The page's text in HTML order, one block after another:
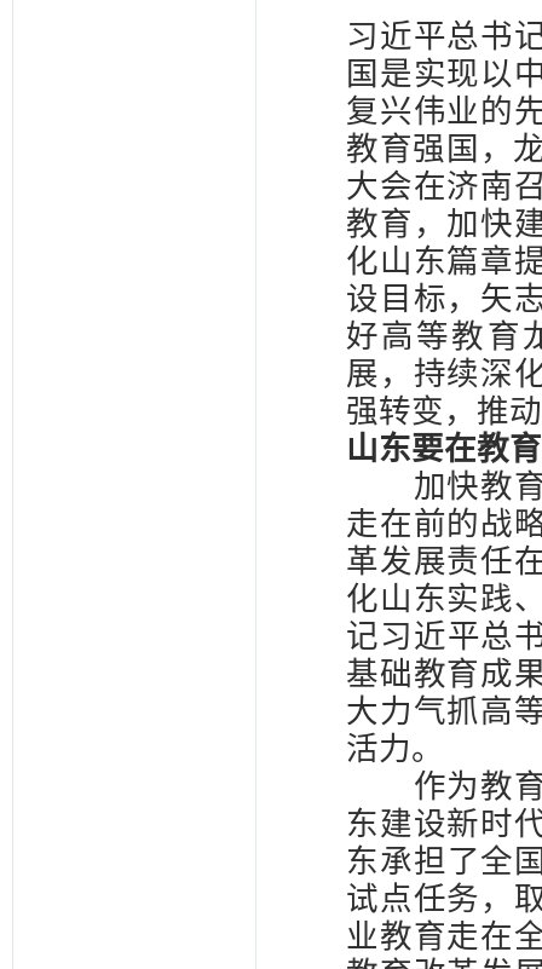
习近平总书
国是实现以
复兴伟业的
教育强国，
大会在济南
教育，加快
化山东篇章
设目标，矢
好高等教育
展，持续深
强转变，推
山东要在教
加快教育
走在前的战
革发展责任
化山东实践
记习近平总
基础教育成
大力气抓高
活力。
作为教育
东建设新时
东承担了全
试点任务，
业教育走在